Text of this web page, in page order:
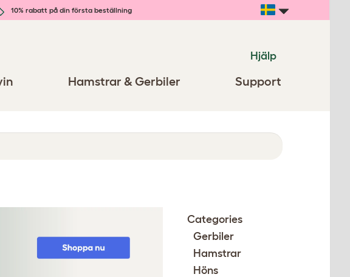
10% rabatt på din första beställning
Hjälp
Hamstrar & Gerbiler Support
Categories
Gerbiler
Hamstrar
Höns